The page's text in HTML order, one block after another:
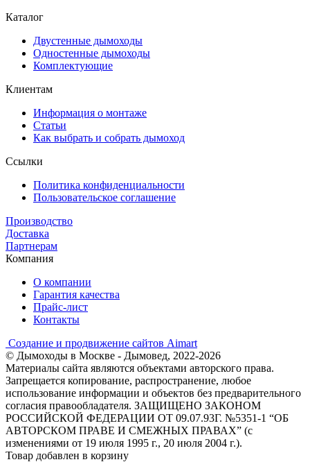
Каталог
Двустенные дымоходы
Одностенные дымоходы
Комплектующие
Клиентам
Информация о монтаже
Статьи
Как выбрать и собрать дымоход
Ссылки
Политика конфиденциальности
Пользовательское соглашение
Производство
Доставка
Партнерам
Компания
О компании
Гарантия качества
Прайс-лист
Контакты
Создание и продвижение сайтов Aimart
© Дымоходы в Москве - Дымовед, 2022-2026
Материалы сайта являются объектами авторского права.
Запрещается копирование, распространение, любое
использование информации и объектов без предварительного
согласия правообладателя. ЗАЩИЩЕНО ЗАКОНОМ
РОССИЙСКОЙ ФЕДЕРАЦИИ ОТ 09.07.93Г. №5351-1 “ОБ
АВТОРСКОМ ПРАВЕ И СМЕЖНЫХ ПРАВАХ” (с
изменениями от 19 июля 1995 г., 20 июля 2004 г.).
Товар добавлен в корзину